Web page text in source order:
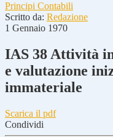
Principi Contabili
Scritto da: Redazione
1 Gennaio 1970
IAS 38 Attività
e valutazione
immateriale
Scarica il pdf
Condividi